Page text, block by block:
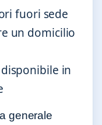
fuori sede
un domicilio
in
generale